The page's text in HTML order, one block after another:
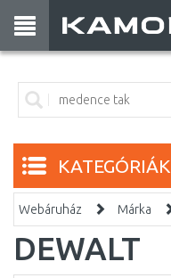
KATEGÓRIÁK
Webáruház Márka
DEWALT